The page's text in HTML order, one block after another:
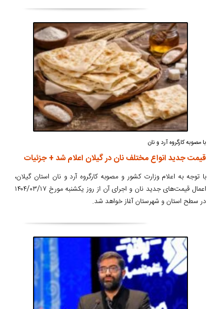
با مصوبه کارگروه آرد و نان
قیمت جدید انواع مختلف نان در گیلان اعلام شد + جزئیات
با توجه به اعلام وزارت کشور و مصوبه کارگروه آرد و نان استان گیلان،
اعمال قیمت‌های جدید نان و اجرای آن از روز یکشنبه مورخ ۱۴۰۴/۰۳/۱۷
در سطح استان و شهرستان آغاز خواهد شد.